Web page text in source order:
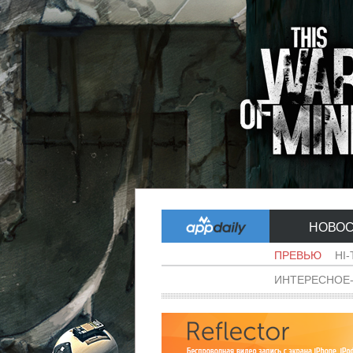
ПРЕВЬЮ HI-